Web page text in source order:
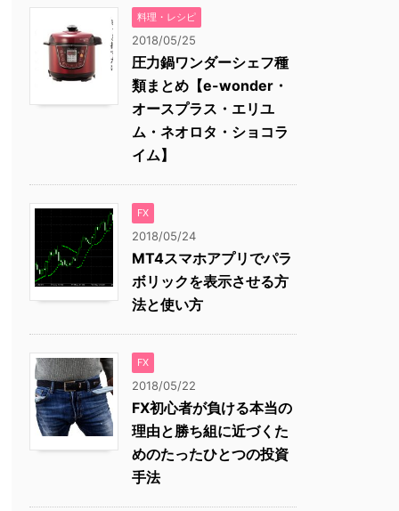
料理・レシピ
2018/05/25
圧力鍋ワンダーシェフ種
類まとめ【e-wonder・
オースプラス・エリユ
ム・ネオロタ・ショコラ
イム】
FX
2018/05/24
MT4スマホアプリでパラ
ボリックを表示させる方
法と使い方
FX
2018/05/22
FX初心者が負ける本当の
理由と勝ち組に近づくた
めのたったひとつの投資
手法